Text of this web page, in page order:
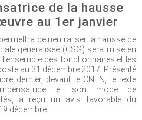
de la hausse
au 1er janvier
de neutraliser la hausse de
généralisée (CSG) sera mise en
des fonctionnaires et les
au 31 décembre 2017. Présenté
dernier, devant le CNEN, le texte
et son mode de
a reçu un avis favorable du
décembre.